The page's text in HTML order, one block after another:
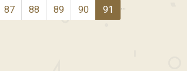
...
87 88 89 90 91